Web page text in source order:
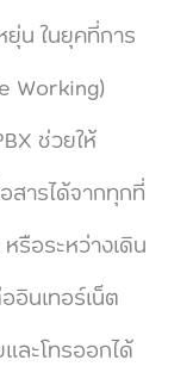
น ในยุคที่การ
Working)
ช่วยให้
ารได้จากทุกที่
รือระหว่างเดิน
อินเทอร์เน็ต
ละโทรออกได้